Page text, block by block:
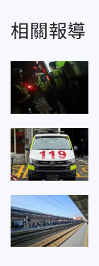
相關報導